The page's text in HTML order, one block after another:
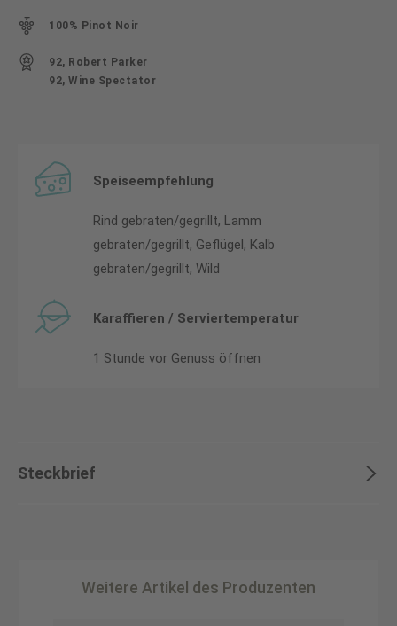
100% Pinot Noir
92, Robert Parker
92, Wine Spectator
Speiseempfehlung
Rind gebraten/gegrillt, Lamm
gebraten/gegrillt, Geflügel, Kalb
gebraten/gegrillt, Wild
Karaffieren / Serviertemperatur
1 Stunde vor Genuss öffnen
Steckbrief
Weitere Artikel des Produzenten